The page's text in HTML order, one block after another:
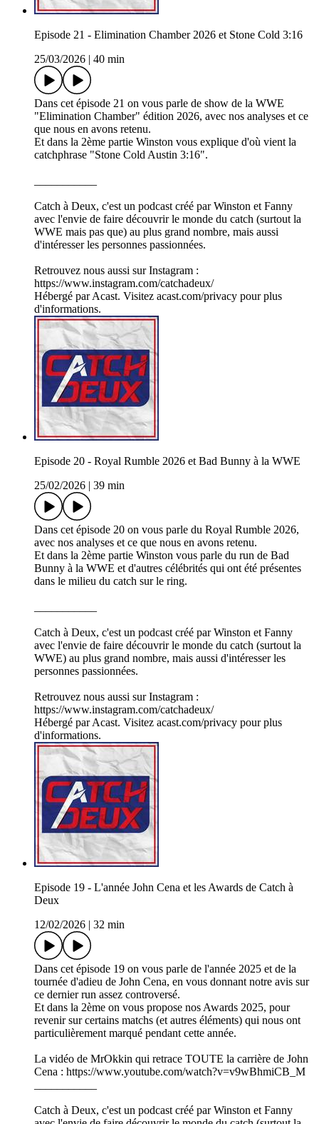
Episode 21 - Elimination Chamber 2026 et Stone Cold 3:16
25/03/2026
40 min
Dans cet épisode 21 on vous parle de show de la WWE
"Elimination Chamber" édition 2026, avec nos analyses et ce
que nous en avons retenu.
Et dans la 2ème partie Winston vous explique d'où vient la
catchphrase "Stone Cold Austin 3:16".
Catch à Deux, c'est un podcast créé par Winston et Fanny
avec l'envie de faire découvrir le monde du catch (surtout la
WWE mais pas que) au plus grand nombre, mais aussi
d'intéresser les personnes passionnées.
Retrouvez nous aussi sur Instagram :
https://www.instagram.com/catchadeux/
Hébergé par Acast. Visitez acast.com/privacy pour plus
d'informations.
Episode 20 - Royal Rumble 2026 et Bad Bunny à la WWE
25/02/2026
39 min
Dans cet épisode 20 on vous parle du Royal Rumble 2026,
avec nos analyses et ce que nous en avons retenu.
Et dans la 2ème partie Winston vous parle du run de Bad
Bunny à la WWE et d'autres célébrités qui ont été présentes
dans le milieu du catch sur le ring.
Catch à Deux, c'est un podcast créé par Winston et Fanny
avec l'envie de faire découvrir le monde du catch (surtout la
WWE) au plus grand nombre, mais aussi d'intéresser les
personnes passionnées.
Retrouvez nous aussi sur Instagram :
https://www.instagram.com/catchadeux/
Hébergé par Acast. Visitez acast.com/privacy pour plus
d'informations.
Episode 19 - L'année John Cena et les Awards de Catch à
Deux
12/02/2026
32 min
Dans cet épisode 19 on vous parle de l'année 2025 et de la
tournée d'adieu de John Cena, en vous donnant notre avis sur
ce dernier run assez controversé.
Et dans la 2ème on vous propose nos Awards 2025, pour
revenir sur certains matchs (et autres éléments) qui nous ont
particulièrement marqué pendant cette année.
La vidéo de MrOkkin qui retrace TOUTE la carrière de John
Cena : https://www.youtube.com/watch?v=v9wBhmiCB_M
Catch à Deux, c'est un podcast créé par Winston et Fanny